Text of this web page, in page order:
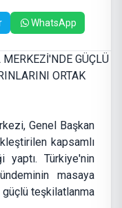
WhatsApp
Genel Başkan
kapsamlı
yaptı. Türkiye'nin
masaya
güçlü teşkilatlanma